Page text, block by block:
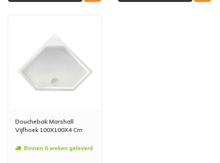
Douchebak Marshall
Vijfhoek 100X100X4 Cm
Binnen 6 weken geleverd